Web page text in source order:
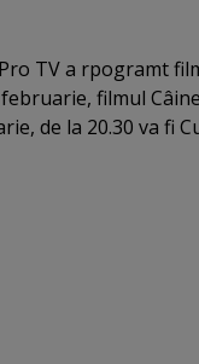
TV a rpogramt
filmul
de la 20.30 va fi